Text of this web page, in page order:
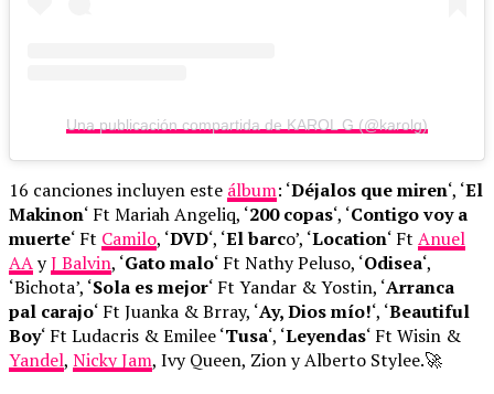
Una publicación compartida de KAROL G (@karolg)
16 canciones incluyen este álbum: ‘Déjalos que miren‘, ‘El
Makinon‘ Ft Mariah Angeliq, ‘200 copas‘, ‘Contigo voy a
muerte‘ Ft Camilo, ‘DVD‘, ‘El barco’, ‘Location‘ Ft Anuel
AAyJ Balvin, ‘Gato malo‘ Ft Nathy Peluso, ‘Odisea‘,
‘Bichota’, ‘Sola es mejor‘ Ft Yandar & Yostin, ‘Arranca
pal carajo‘ Ft Juanka & Brray, ‘Ay, Dios mío!‘, ‘Beautiful
Boy‘ Ft Ludacris & Emilee ‘Tusa‘, ‘Leyendas‘ Ft Wisin &
Yandel, Nicky Jam, Ivy Queen, Zion y Alberto Stylee.🚀